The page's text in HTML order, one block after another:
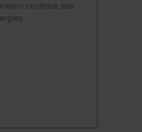
continue des